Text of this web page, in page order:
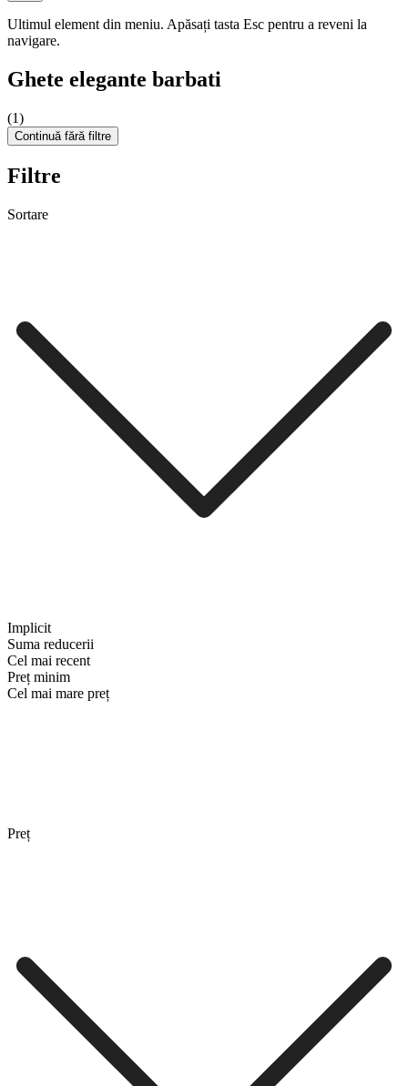
Ultimul element din meniu. Apăsați tasta Esc pentru a reveni la
navigare.
Ghete elegante barbati
(1)
Continuă fără filtre
Filtre
Sortare
Implicit
Suma reducerii
Cel mai recent
Preț minim
Cel mai mare preț
Preț